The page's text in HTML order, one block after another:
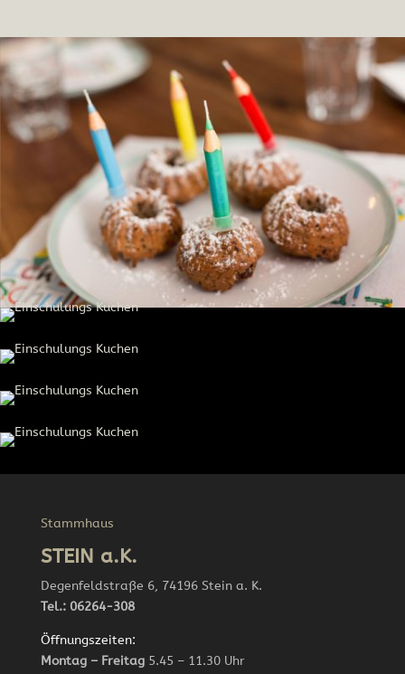
Stammhaus
STEIN a.K.
Degenfeldstraße 6, 74196 Stein a. K.
Tel.: 06264-308
Öffnungszeiten:
Montag – Freitag 5.45 – 11.30 Uhr